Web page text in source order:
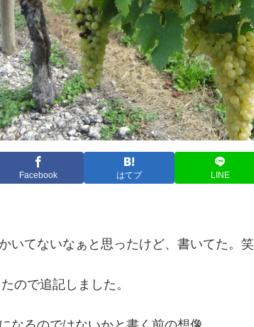
Facebook はてブ LINE
いてないなぁと思ったけど、書いてた。笑
ので追記しました。